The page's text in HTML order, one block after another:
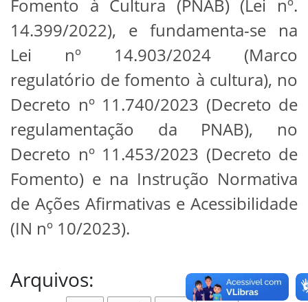
Fomento à Cultura (PNAB) (Lei nº.
14.399/2022), e fundamenta-se na
Lei nº 14.903/2024 (Marco
regulatório de fomento à cultura), no
Decreto nº 11.740/2023 (Decreto de
regulamentação da PNAB), no
Decreto nº 11.453/2023 (Decreto de
Fomento) e na Instrução Normativa
de Ações Afirmativas e Acessibilidade
(IN nº 10/2023).
Arquivos: